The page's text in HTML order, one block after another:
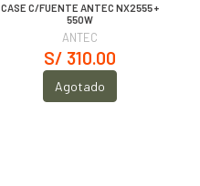
CASE C/FUENTE ANTEC NX2555 +
550W
ANTEC
S/ 310.00
Agotado